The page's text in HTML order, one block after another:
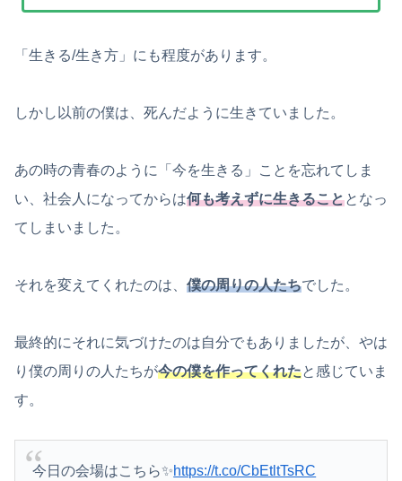
「生きる/生き方」にも程度があります。
しかし以前の僕は、死んだように生きていました。
あの時の青春のように「今を生きる」ことを忘れてしま
い、社会人になってからは何も考えずに生きることとなっ
てしまいました。
それを変えてくれたのは、 僕の周りの人たちでした。
最終的にそれに気づけたのは自分でもありましたが、やは
り僕の周りの人たちが今の僕を作ってくれたと感じていま
す。
今日の会場はこちら✨https://t.co/CbEtltTsRC